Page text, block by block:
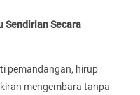
Sendirian Secara
pemandangan, hirup
mengembara tanpa